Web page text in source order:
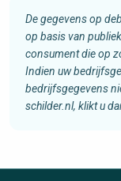
De gegevens op
op basis van
consument die op
Indien uw
bedrijfsgegevens
schilder.nl, klikt u